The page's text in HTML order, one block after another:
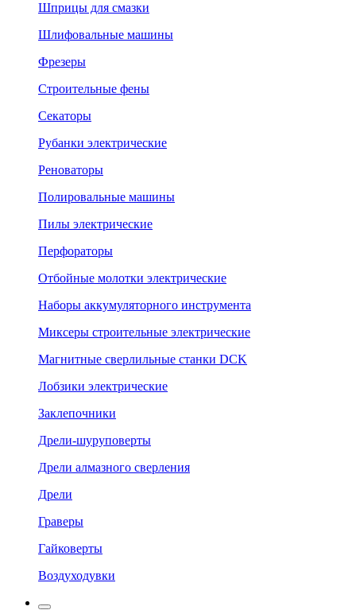
Шприцы для смазки
Шлифовальные машины
Фрезеры
Строительные фены
Секаторы
Рубанки электрические
Реноваторы
Полировальные машины
Пилы электрические
Перфораторы
Отбойные молотки электрические
Наборы аккумуляторного инструмента
Миксеры строительные электрические
Магнитные сверлильные станки DCK
Лобзики электрические
Заклепочники
Дрели-шуруповерты
Дрели алмазного сверления
Дрели
Граверы
Гайковерты
Воздуходувки